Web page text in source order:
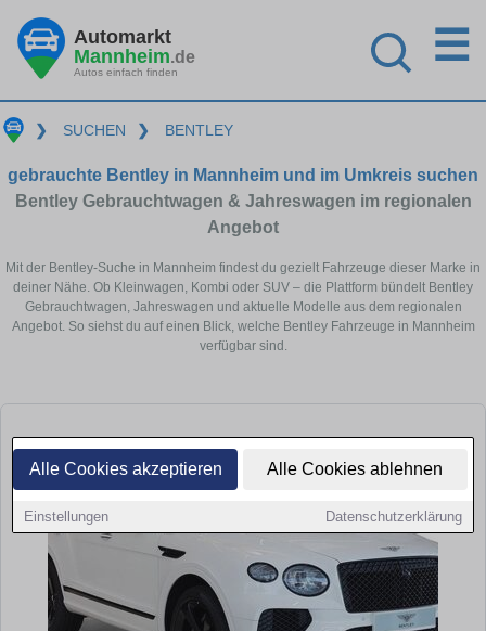
Alle Cookies akzeptieren Alle Cookies ablehnen
Einstellungen Datenschutzerklärung
Automarkt
Mannheim.de
Autos einfach finden
☰
❯ SUCHEN ❯ BENTLEY
gebrauchte Bentley in Mannheim und im Umkreis suchen
Bentley Gebrauchtwagen & Jahreswagen im regionalen
Angebot
Mit der Bentley-Suche in Mannheim findest du gezielt Fahrzeuge dieser Marke in
deiner Nähe. Ob Kleinwagen, Kombi oder SUV – die Plattform bündelt Bentley
Gebrauchtwagen, Jahreswagen und aktuelle Modelle aus dem regionalen
Angebot. So siehst du auf einen Blick, welche Bentley Fahrzeuge in Mannheim
verfügbar sind.